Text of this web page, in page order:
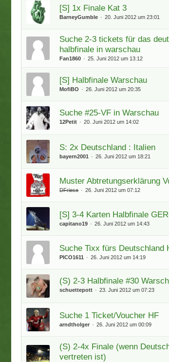
[S] 1x Finale Kat 3
BarneyGumble 20. Juni 2012 um 23:01
Suche 2-3 tickets für das
halbfinale in warschau
Fan1860 25. Juni 2012 um 13:12
[S] Halbfinale Warschau
MofiBO 26. Juni 2012 um 20:35
Suche #25-VF in Warschau
12Petit 20. Juni 2012 um 14:02
S: 2x Deutschland : Italien
bayern2001 26. Juni 2012 um 18:21
Muster Abtretungserklärung
DFriese 26. Juni 2012 um 07:12
[S] 3-4 Karten Halbfinale
capitano19 26. Juni 2012 um 14:43
Suche Tixx fürs Deutschland
PICO1611 26. Juni 2012 um 14:19
(S) 2-3 Halbfinale #30
schuettepott 23. Juni 2012 um 07:23
Suche 1 Ticket/Voucher HF
arndtholger 26. Juni 2012 um 00:09
(S) 2-4x Finale (wenn
vertreten ist)